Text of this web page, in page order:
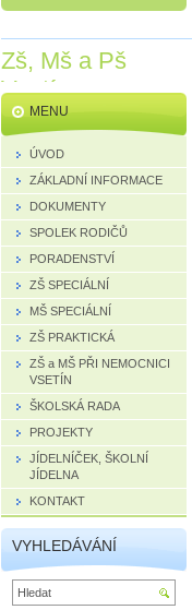
Zš, Mš a Pš
Vsetín
MENU
ÚVOD
ZÁKLADNÍ INFORMACE
DOKUMENTY
SPOLEK RODIČŮ
PORADENSTVÍ
ZŠ SPECIÁLNÍ
MŠ SPECIÁLNÍ
ZŠ PRAKTICKÁ
ZŠ a MŠ PŘI NEMOCNICI
VSETÍN
ŠKOLSKÁ RADA
PROJEKTY
JÍDELNÍČEK, ŠKOLNÍ
JÍDELNA
KONTAKT
VYHLEDÁVÁNÍ